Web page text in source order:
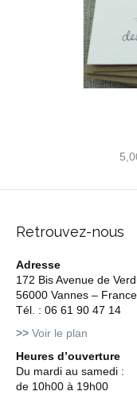
Retrouvez-nous
Adresse
172 Bis Avenue de
56000 Vannes – France
Tél. : 06 61 90 47 14
>> Voir le plan
Heures d’ouverture
Du mardi au samedi :
de 10h00 à 19h00